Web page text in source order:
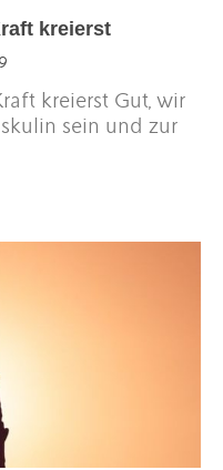
kreierst
kreierst Gut, wir
sein und zur